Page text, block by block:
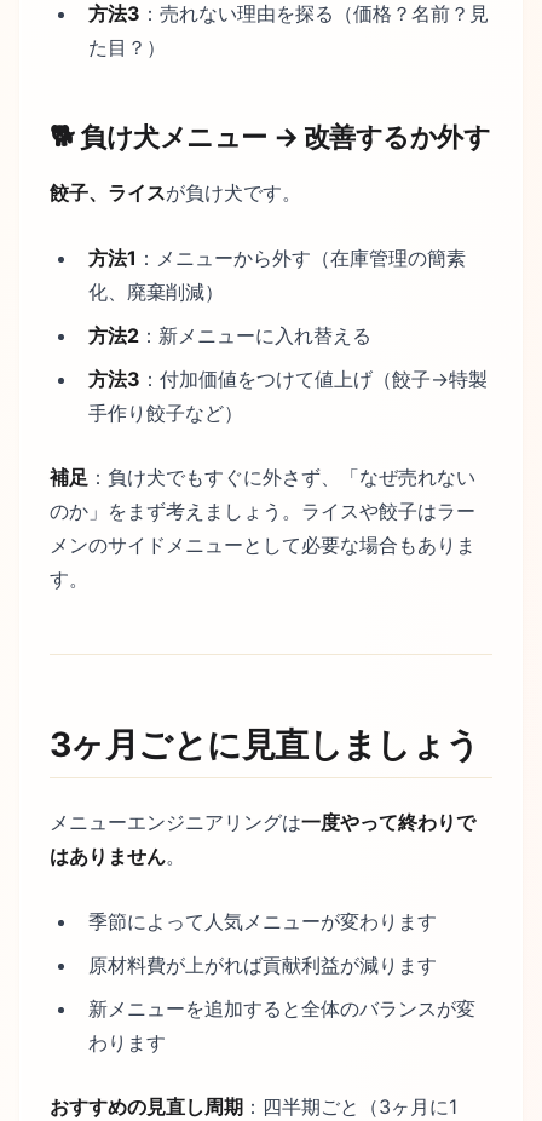
方法3 ：売れない理由を探る（価格？名前？見
た目？）
🐕 負け犬メニュー → 改善するか外す
餃子、ライスが負け犬です。
方法1 ：メニューから外す（在庫管理の簡素
化、廃棄削減）
方法2 ：新メニューに入れ替える
方法3 ：付加価値をつけて値上げ（餃子→特製
手作り餃子など）
補足 ：負け犬でもすぐに外さず、「なぜ売れない
のか」をまず考えましょう。ライスや餃子はラー
メンのサイドメニューとして必要な場合もありま
す。
3ヶ月ごとに見直しましょう
メニューエンジニアリングは一度やって終わりで
はありません。
季節によって人気メニューが変わります
原材料費が上がれば貢献利益が減ります
新メニューを追加すると全体のバランスが変
わります
おすすめの見直し周期 ：四半期ごと（3ヶ月に1